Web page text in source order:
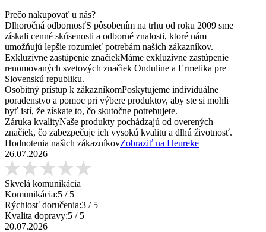
Prečo nakupovať u nás?
Dlhoročná odbornosťS pôsobením na trhu od roku 2009 sme
získali cenné skúsenosti a odborné znalosti, ktoré nám
umožňujú lepšie rozumieť potrebám našich zákazníkov.
Exkluzívne zastúpenie značiekMáme exkluzívne zastúpenie
renomovaných svetových značiek Onduline a Ermetika pre
Slovenskú republiku.
Osobitný prístup k zákazníkomPoskytujeme individuálne
poradenstvo a pomoc pri výbere produktov, aby ste si mohli
byť istí, že získate to, čo skutočne potrebujete.
Záruka kvalityNaše produkty pochádzajú od overených
značiek, čo zabezpečuje ich vysokú kvalitu a dlhú životnosť.
Hodnotenia našich zákazníkovZobraziť na Heureke
26.07.2026
Skvelá komunikácia
Komunikácia:5 / 5
Rýchlosť doručenia:3 / 5
Kvalita dopravy:5 / 5
20.07.2026